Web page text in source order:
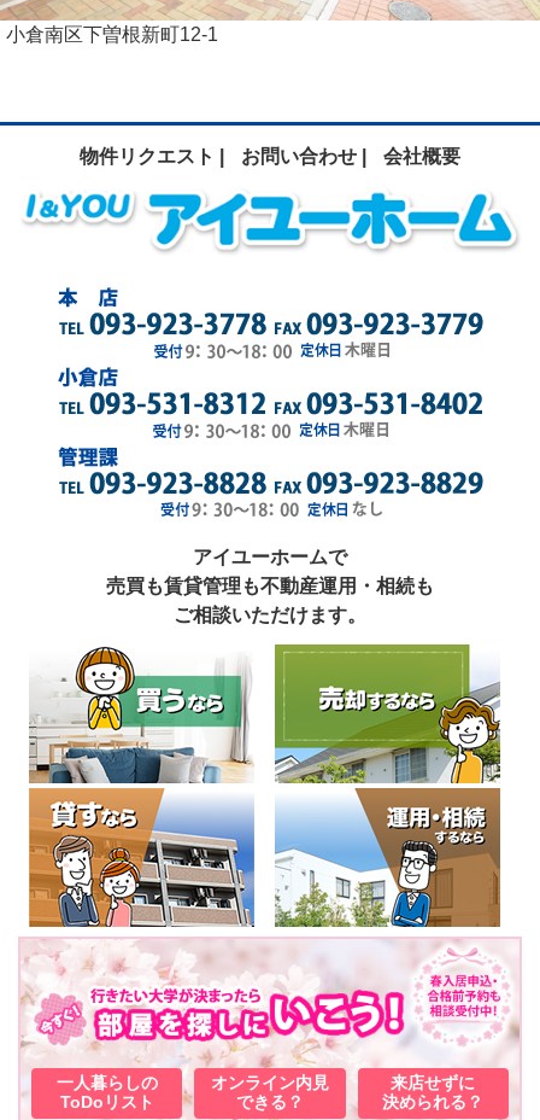
小倉南区下曽根新町12-1
物件リクエスト | お問い合わせ | 会社概要
アイユーホームで
売買も賃貸管理も不動産運用・相続も
ご相談いただけます。
一人暮らしの
ToDoリスト
オンライン内見
できる？
来店せずに
決められる？